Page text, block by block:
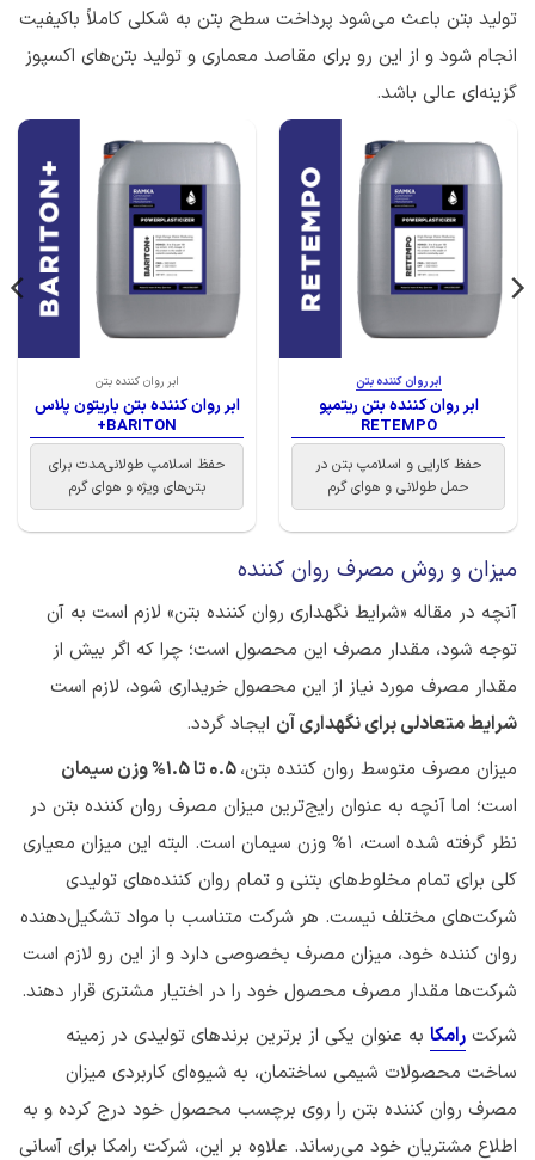
تولید بتن باعث می‌شود پرداخت سطح بتن به شکلی کاملاً باکیفیت
انجام شود و از این رو برای مقاصد معماری و تولید بتن‌های اکسپوز
گزینه‌ای عالی باشد.
ابر روان کننده بتن
ابر روان کننده بتن ریتمپو
RETEMPO
حفظ کارایی و اسلامپ بتن در
حمل طولانی و هوای گرم
ابر روان کننده بتن
ابر روان کننده بتن باریتون پلاس
BARITON+
حفظ اسلامپ طولانی‌مدت برای
بتن‌های ویژه و هوای گرم
میزان و روش مصرف روان کننده
آنچه در مقاله «شرایط نگهداری روان کننده بتن» لازم است به آن
توجه شود، مقدار مصرف این محصول است؛ چرا که اگر بیش از
مقدار مصرف مورد نیاز از این محصول خریداری شود، لازم است
شرایط متعادلی برای نگهداری آن ایجاد گردد.
میزان مصرف متوسط روان کننده بتن،
است؛ اما آنچه به عنوان رایج‌ترین میزان مصرف روان کننده بتن در
نظر گرفته شده است، 1% وزن سیمان است. البته این میزان معیاری
کلی برای تمام مخلوط‌های بتنی و تمام روان کننده‌های تولیدی
شرکت‌های مختلف نیست. هر شرکت متناسب با مواد تشکیل‌دهنده
روان کننده خود، میزان مصرف بخصوصی دارد و از این رو لازم است
شرکت‌ها مقدار مصرف محصول خود را در اختیار مشتری قرار دهند.
شرکت رامکا به عنوان یکی از برترین برندهای تولیدی در زمینه
ساخت محصولات شیمی ساختمان، به شیوه‌ای کاربردی میزان
مصرف روان کننده بتن را روی برچسب محصول خود درج کرده و به
اطلاع مشتریان خود می‌رساند. علاوه بر این، شرکت رامکا برای آسانی